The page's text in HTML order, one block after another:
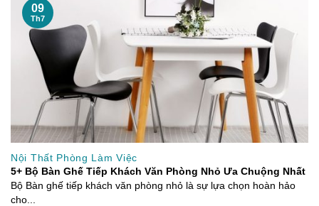
Nội Thất Phòng Làm Việc
5+ Bộ Bàn Ghế Tiếp Khách Văn Phòng Nhỏ Ưa Chuộng Nhất
Bộ Bàn ghế tiếp khách văn phòng nhỏ là sự lựa chọn hoàn hảo
cho...
09
Th7